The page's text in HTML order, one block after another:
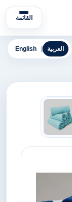
القائمة
English العربية